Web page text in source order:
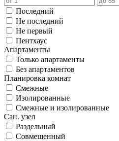
Последний
Не последний
Не первый
Пентхаус
Апартаменты
Только апартаменты
Без апартаментов
Планировка комнат
Смежные
Изолированные
Смежные и изолированные
Сан. узел
Раздельный
Совмещенный